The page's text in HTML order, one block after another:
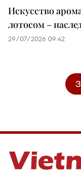
Искусство
лотосом –
29/07/2026 09:42